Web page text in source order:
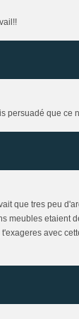
persuadé que ce
que tres peu
meubles etaient
avec